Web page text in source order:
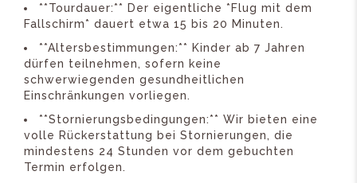
**Tourdauer:** Der eigentliche *Flug mit dem
Fallschirm* dauert etwa 15 bis 20 Minuten.
**Altersbestimmungen:** Kinder ab 7 Jahren
dürfen teilnehmen, sofern keine
schwerwiegenden gesundheitlichen
Einschränkungen vorliegen.
**Stornierungsbedingungen:** Wir bieten eine
volle Rückerstattung bei Stornierungen, die
mindestens 24 Stunden vor dem gebuchten
Termin erfolgen.